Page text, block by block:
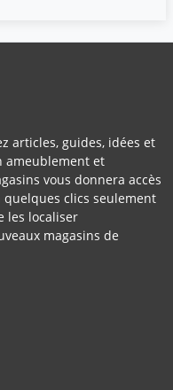
articles, guides, idées et
ameublement et
vous donnera accès
clics seulement
les localiser
magasins de